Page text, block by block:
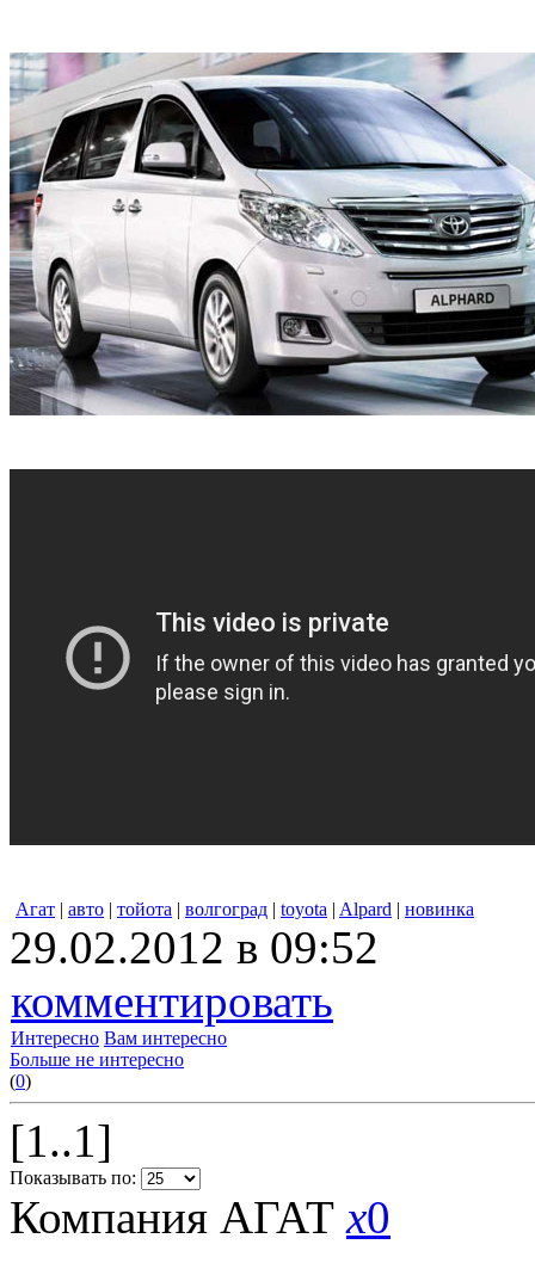
Агат | авто | тойота | волгоград | toyota | Alpard | новинка
29.02.2012 в 09:52
комментировать
Интересно Вам интересно
Больше не интересно
(0)
[1..1]
Показывать по:
Компания АГАТx0